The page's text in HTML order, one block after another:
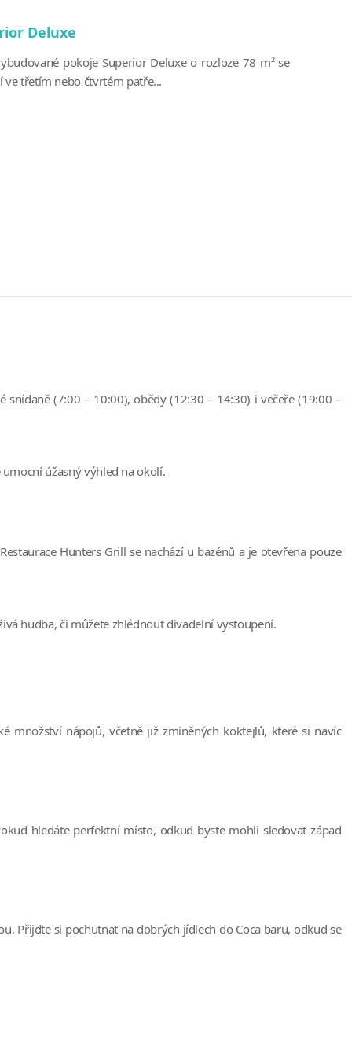
Deluxe
pokoje Superior Deluxe o rozloze 78 m² se
ve třetím nebo čtvrtém patře...
(7:00 – 10:00), obědy (12:30 – 14:30) i večeře (19:00 –
úžasný výhled na okolí.
Hunters Grill se nachází u bazénů a je otevřena pouze
hudba, či můžete zhlédnout divadelní vystoupení.
množství nápojů, včetně již zmíněných koktejlů, které si navíc
hledáte perfektní místo, odkud byste mohli sledovat západ
Přijďte si pochutnat na dobrých jídlech do Coca baru, odkud se